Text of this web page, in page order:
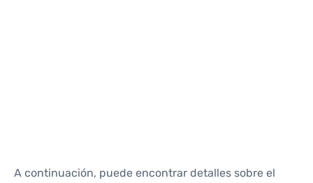
A continuación, puede encontrar detalles sobre el